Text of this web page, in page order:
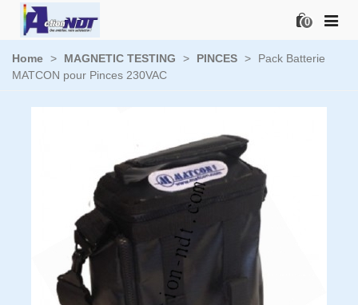
0
Home > MAGNETIC TESTING > PINCES >
Pack Batterie
MATCON pour Pinces 230VAC